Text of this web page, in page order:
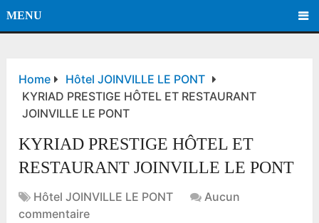
MENU
Home
Hôtel JOINVILLE LE PONT
KYRIAD PRESTIGE HÔTEL ET RESTAURANT
JOINVILLE LE PONT
KYRIAD PRESTIGE HÔTEL ET
RESTAURANT JOINVILLE LE PONT
Hôtel JOINVILLE LE PONT
Aucun
commentaire